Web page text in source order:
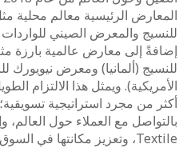
المعارض الرئيسية معالم محلية
للنسيج والمعرض الصيني
إضافةً إلى معارض عالمية
للنسيج (ألمانيا) ومعرض نيويورك
الأمريكية). ويمثل هذا الالتزام
أكثر من مجرد استراتيجية
Textile، وتعزيز مكانتها في السوق النسيجية الدولية.